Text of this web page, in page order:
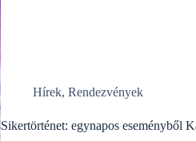
Hírek, Rendezvények
Sikertörténet: egynapos eseményből